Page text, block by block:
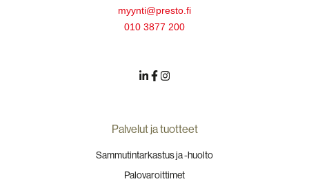
myynti@presto.fi
010 3877 200
Palvelut ja tuotteet
Sammutintarkastus ja -huolto
Palovaroittimet